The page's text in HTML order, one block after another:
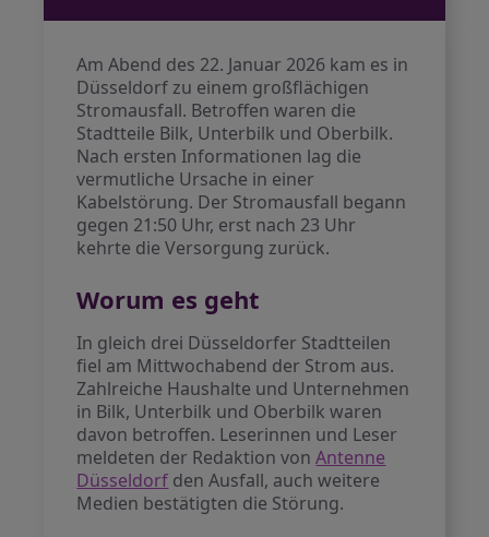
Am Abend des 22. Januar 2026 kam es in
Düsseldorf zu einem großflächigen
Stromausfall. Betroffen waren die
Stadtteile Bilk, Unterbilk und Oberbilk.
Nach ersten Informationen lag die
vermutliche Ursache in einer
Kabelstörung. Der Stromausfall begann
gegen 21:50 Uhr, erst nach 23 Uhr
kehrte die Versorgung zurück.
Worum es geht
In gleich drei Düsseldorfer Stadtteilen
fiel am Mittwochabend der Strom aus.
Zahlreiche Haushalte und Unternehmen
in Bilk, Unterbilk und Oberbilk waren
davon betroffen. Leserinnen und Leser
meldeten der Redaktion vonAntenne
Düsseldorf den Ausfall, auch weitere
Medien bestätigten die Störung.